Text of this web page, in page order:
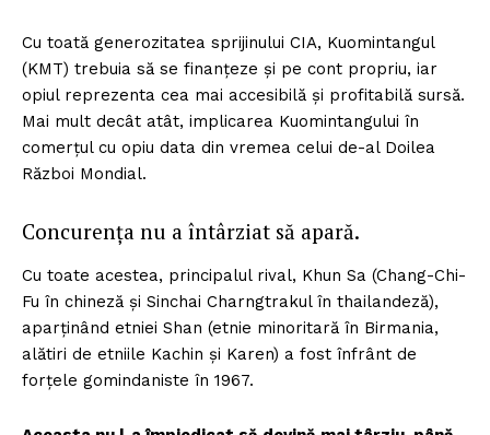
Cu toată generozitatea sprijinului CIA, Kuomintangul
(KMT) trebuia să se finanţeze şi pe cont propriu, iar
opiul reprezenta cea mai accesibilă şi profitabilă sursă.
Mai mult decât atât, implicarea Kuomintangului în
comerţul cu opiu data din vremea celui de-al Doilea
Război Mondial.
Concurenţa nu a întârziat să apară.
Cu toate acestea, principalul rival, Khun Sa (Chang-Chi-
Fu în chineză şi Sinchai Charngtrakul în thailandeză),
aparţinând etniei Shan (etnie minoritară în Birmania,
alătiri de etniile Kachin şi Karen) a fost înfrânt de
forţele gomindaniste în 1967.